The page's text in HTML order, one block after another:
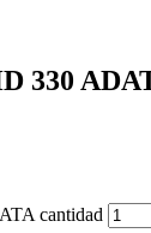
330
cantidad